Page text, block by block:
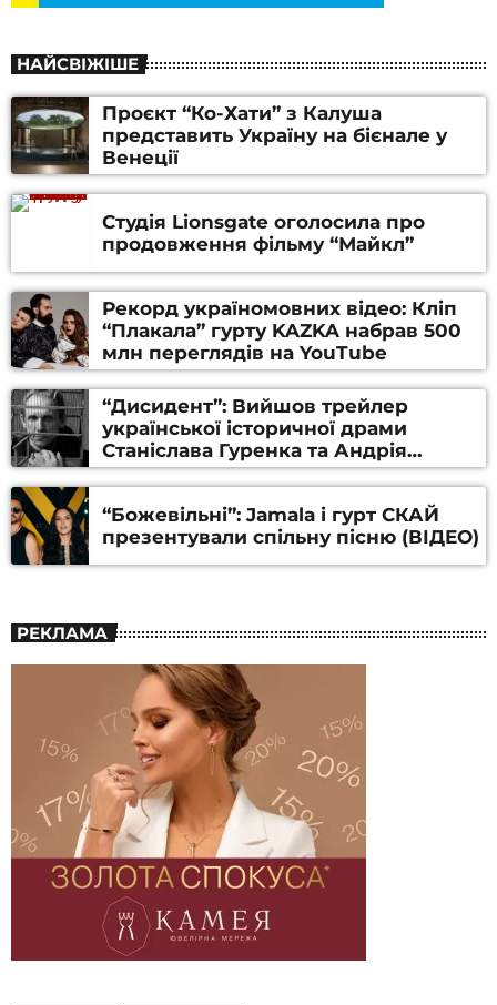
НАЙСВІЖІШЕ
Проєкт “Ко-Хати” з Калуша
представить Україну на бієнале у
Венеції
Студія Lionsgate оголосила про
продовження фільму “Майкл”
Рекорд україномовних відео: Кліп
“Плакала” гурту KAZKA набрав 500
млн переглядів на YouTube
“Дисидент”: Вийшов трейлер
української історичної драми
Станіслава Гуренка та Андрія
Алфьорова (ВІДЕО)
“Божевільні”: Jamala і гурт СКАЙ
презентували спільну пісню (ВІДЕО)
РЕКЛАМА